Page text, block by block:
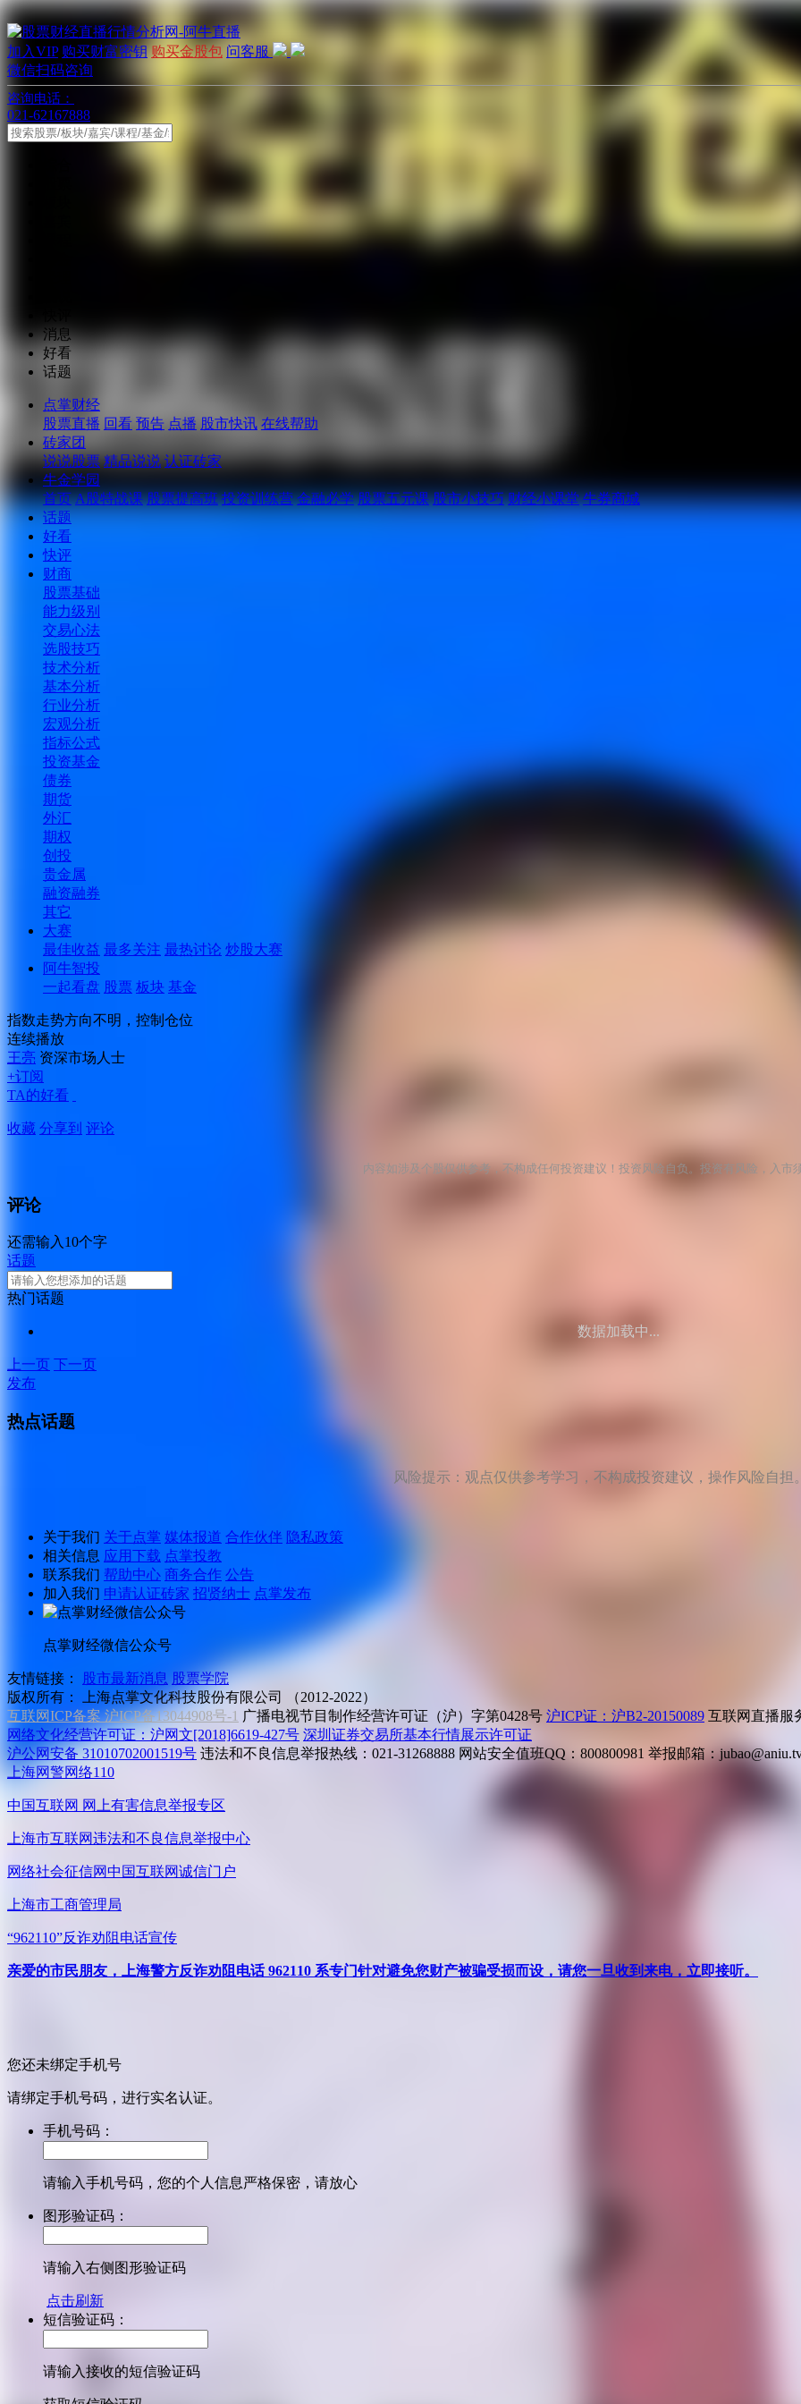
加入VIP 购买财富密钥 购买金股包 问客服
微信扫码咨询
咨询电话：
021-62167888
消息
好看
话题
点掌财经
股票直播 回看 预告 点播 股市快讯 在线帮助
砖家团
说说股票 精品说说 认证砖家
牛金学园
首页 A股特战课 股票提高班 投资训练营 金融必学 股票五元课 股市小技巧 财经小课堂 牛券商城
话题
好看
快评
财商
股票基础
能力级别
交易心法
选股技巧
技术分析
基本分析
行业分析
宏观分析
指标公式
投资基金
债券
期货
外汇
期权
创投
贵金属
融资融券
其它
大赛
最佳收益 最多关注 最热讨论 炒股大赛
阿牛智投
一起看盘 股票 板块 基金
指数走势方向不明，控制仓位
连续播放
王亮 资深市场人士
+订阅
TA的好看
收藏 分享到 评论
内容如涉及个股仅供参考，不构成任何投资建议！投资风险自负。投资有风险，入市
评论
还需输入10个字
话题
热门话题
数据加载中...
上一页 下一页
发布
热点话题
风险提示：观点仅供参考学习，不构成投资建议，操作风险自担
关于我们 关于点掌 媒体报道 合作伙伴 隐私政策
相关信息 应用下载 点掌投教
联系我们 帮助中心 商务合作 公告
加入我们 申请认证砖家 招贤纳士 点掌发布
点掌财经微信公众号
友情链接： 股市最新消息 股票学院
版权所有：
上海点掌文化科技股份有限公司 （2012-2022）
互联网ICP备案 沪ICP备13044908号-1 广播电视节目制作经营许可证（沪）字第0428号 沪ICP证：沪B2-20150089 互联网直播服
网络文化经营许可证：沪网文[2018]6619-427号 深圳证券交易所基本行情展示许可证
沪公网安备 31010702001519号 违法和不良信息举报热线：021-31268888 网站安全值班QQ：800800981 举报邮箱：
上海网警网络110
中国互联网 网上有害信息举报专区
上海市互联网违法和不良信息举报中心
网络社会征信网中国互联网诚信门户
上海市工商管理局
“962110”反诈劝阻电话宣传
亲爱的市民朋友，上海警方反诈劝阻电话 962110 系专门针对避免您财产被骗受损而设，请您一旦收到来电，立即接听。
您还未绑定手机号
请绑定手机号码，进行实名认证。
手机号码：
请输入手机号码，您的个人信息严格保密，请放心
图形验证码：
请输入右侧图形验证码
点击刷新
短信验证码：
请输入接收的短信验证码